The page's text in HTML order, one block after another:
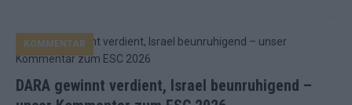
DARA gewinnt verdient, Israel beunruhigend –
KOMMENTAR